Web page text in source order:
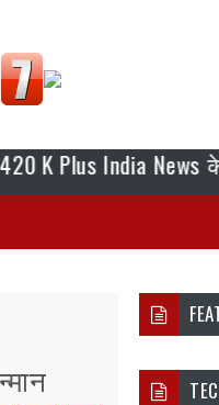
Plus India News के